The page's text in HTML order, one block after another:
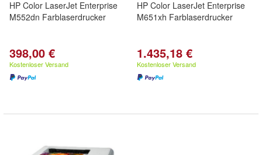
HP Color LaserJet Enterprise
M552dn Farblaserdrucker
398,00 €
Kostenloser Versand
HP Color LaserJet Enterprise
M651xh Farblaserdrucker
1.435,18 €
Kostenloser Versand